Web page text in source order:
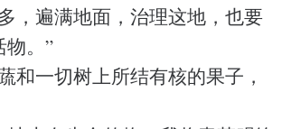
，遍满地面，治理这地，也要
。”
和一切树上所结有核的果子，